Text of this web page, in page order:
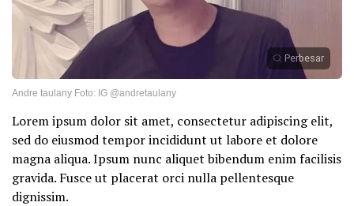
Perbesar
Andre taulany Foto: IG @andretaulany
Lorem ipsum dolor sit amet, consectetur adipiscing elit,
sed do eiusmod tempor incididunt ut labore et dolore
magna aliqua. Ipsum nunc aliquet bibendum enim facilisis
gravida. Fusce ut placerat orci nulla pellentesque
dignissim.